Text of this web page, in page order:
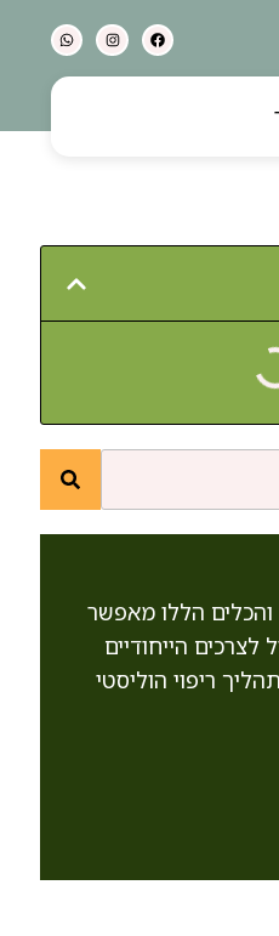
והכלים הללו מאפשר
הייחודיים
ריפוי הוליסטי